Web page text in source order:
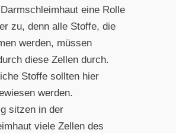
eine Rolle
zu, denn alle Stoffe, die
werden, müssen
diese Zellen durch.
Stoffe sollten hier
werden.
sitzen in der
viele Zellen des